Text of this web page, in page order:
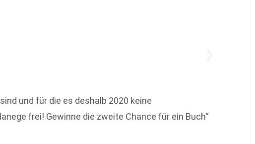
und für die es deshalb 2020 keine
frei! Gewinne die zweite Chance für ein Buch“